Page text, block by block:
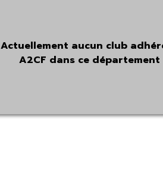
Actuellement aucun club
A2CF dans ce département